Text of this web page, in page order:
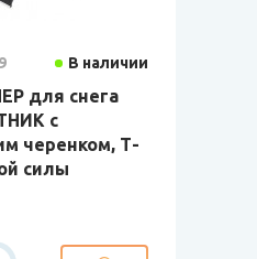
В наличии
для снега
с
черенком, Т-
силы